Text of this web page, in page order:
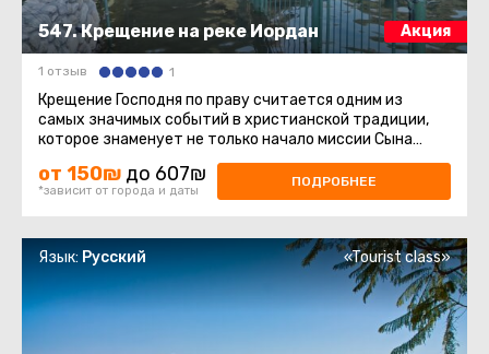
547. Крещение на реке Иордан Акция
1 отзыв 1
Крещение Господня по праву считается одним из
самых значимых событий в христианской традиции,
которое знаменует не только начало миссии Сына
Божия на земле, но и явление ...
от 150₪ до 607₪
*зависит от города и даты
ПОДРОБНЕЕ
Язык: Русский «Tourist class»